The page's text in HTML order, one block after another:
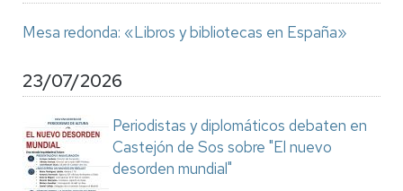
Mesa redonda: «Libros y bibliotecas en España»
23/07/2026
Periodistas y diplomáticos debaten en
Castejón de Sos sobre "El nuevo
desorden mundial"